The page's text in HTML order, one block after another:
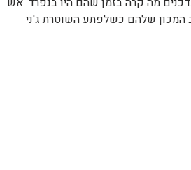
המכון שלהם כשלפתע השוטרת ג'ני